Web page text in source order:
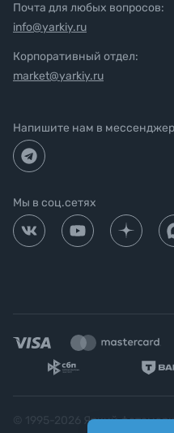
Почта для любых вопросов:
info@yarkiy.ru
Корпоративный отдел:
market@yarkiy.ru
Напишите нам в
Мы в соц.сетях
Яркий